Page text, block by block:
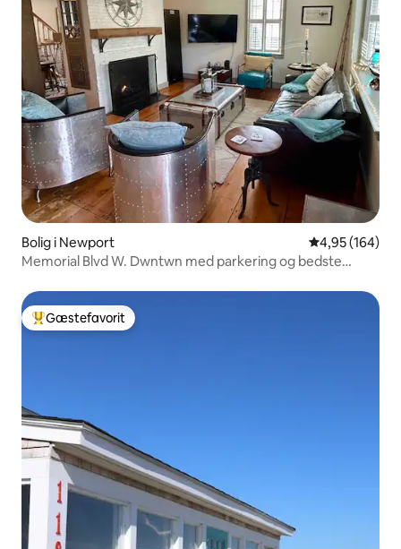
Bolig i Newport 4,95 ud af 5 i
4,95 (164)
Memorial Blvd W. Dwntwn med parkering og bedste
Bedste gæstefavorit
Gæstefavorit